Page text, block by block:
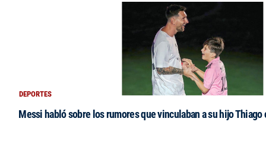
DEPORTES
Messi habló sobre los rumores que vinculaban a su hijo Thiago